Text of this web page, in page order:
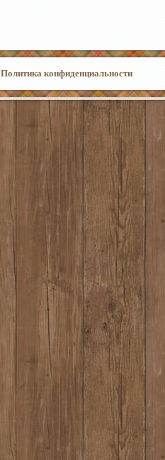
Политика конфиденциальности